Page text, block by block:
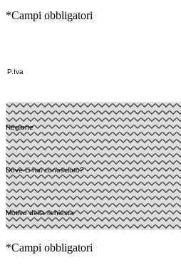
*Campi obbligatori
*Campi obbligatori